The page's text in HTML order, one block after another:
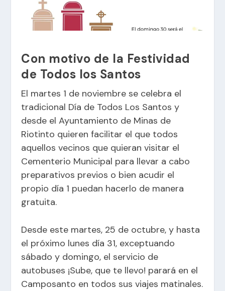
Con motivo de la Festividad
de Todos los Santos
El martes 1 de noviembre se celebra el
tradicional Día de Todos Los Santos y
desde el Ayuntamiento de Minas de
Riotinto quieren facilitar el que todos
aquellos vecinos que quieran visitar el
Cementerio Municipal para llevar a cabo
preparativos previos o bien acudir el
propio día 1 puedan hacerlo de manera
gratuita.
Desde este martes, 25 de octubre, y hasta
el próximo lunes día 31, exceptuando
sábado y domingo, el servicio de
autobuses ¡Sube, que te llevo! parará en el
Camposanto en todos sus viajes matinales.